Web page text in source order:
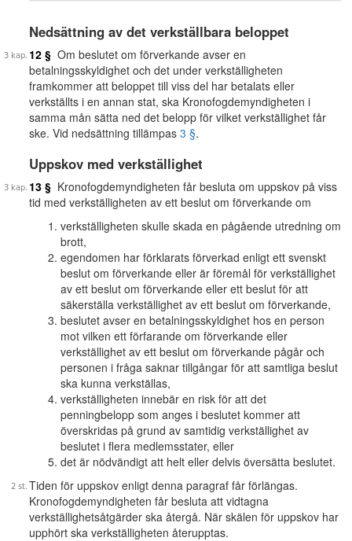
Nedsättning av det verkställbara beloppet
12 § Om beslutet om förverkande avser en
betalningsskyldighet och det under verkställigheten
framkommer att beloppet till viss del har betalats eller
verkställts i en annan stat, ska Kronofogdemyndigheten i
samma mån sätta ned det belopp för vilket verkställighet får
ske. Vid nedsättning tillämpas 3 §.
Uppskov med verkställighet
13 § Kronofogdemyndigheten får besluta om uppskov på viss
tid med verkställigheten av ett beslut om förverkande om
verkställigheten skulle skada en pågående utredning om
brott,
egendomen har förklarats förverkad enligt ett svenskt
beslut om förverkande eller är föremål för verkställighet
av ett beslut om förverkande eller ett beslut för att
säkerställa verkställighet av ett beslut om förverkande,
beslutet avser en betalningsskyldighet hos en person
mot vilken ett förfarande om förverkande eller
verkställighet av ett beslut om förverkande pågår och
personen i fråga saknar tillgångar för att samtliga beslut
ska kunna verkställas,
verkställigheten innebär en risk för att det
penningbelopp som anges i beslutet kommer att
överskridas på grund av samtidig verkställighet av
beslutet i flera medlemsstater, eller
det är nödvändigt att helt eller delvis översätta beslutet.
Tiden för uppskov enligt denna paragraf får förlängas.
Kronofogdemyndigheten får besluta att vidtagna
verkställighetsåtgärder ska återgå. När skälen för uppskov har
upphört ska verkställigheten återupptas.